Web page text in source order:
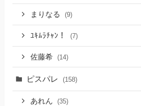
まりなる (9)
ﾕｷﾑﾗﾁｬﾝ！ (7)
佐藤希 (14)
ピスパレ (158)
あれん (35)